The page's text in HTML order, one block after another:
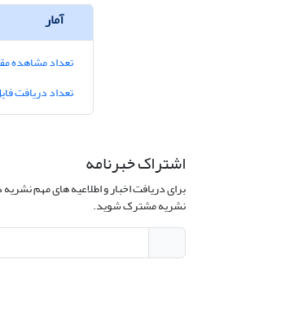
آمار
تعداد مشاهده
تعداد دریافت
اشتراک خبرنامه
برای دریافت اخبار و اطلاعیه های مهم
نشریه مشترک شوید.